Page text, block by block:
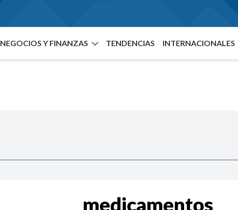
NEGOCIOS Y FINANZAS TENDENCIAS INTERNACIONALES
medicamentos